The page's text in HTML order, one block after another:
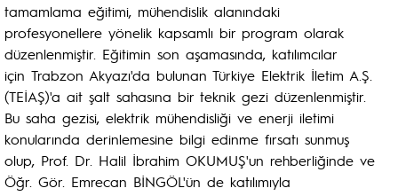
tamamlama eğitimi, mühendislik alanındaki
profesyonellere yönelik kapsamlı bir program olarak
düzenlenmiştir. Eğitimin son aşamasında, katılımcılar
için Trabzon Akyazı'da bulunan Türkiye Elektrik İletim A.Ş.
(TEİAŞ)'a ait şalt sahasına bir teknik gezi düzenlenmiştir.
Bu saha gezisi, elektrik mühendisliği ve enerji iletimi
konularında derinlemesine bilgi edinme fırsatı sunmuş
olup, Prof. Dr. Halil İbrahim OKUMUŞ'un rehberliğinde ve
Öğr. Gör. Emrecan BİNGÖL'ün de katılımıyla